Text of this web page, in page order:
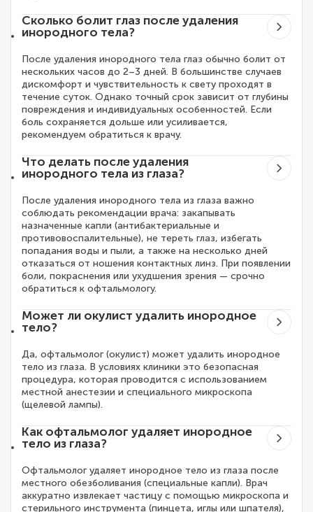
Сколько болит глаз после удаления
инородного тела?
После удаления инородного тела глаз обычно болит от
нескольких часов до 2–3 дней. В большинстве случаев
дискомфорт и чувствительность к свету проходят в
течение суток. Однако точный срок зависит от глубины
повреждения и индивидуальных особенностей. Если
боль сохраняется дольше или усиливается,
рекомендуем обратиться к врачу.
Что делать после удаления
инородного тела из глаза?
После удаления инородного тела из глаза важно
соблюдать рекомендации врача: закапывать
назначенные капли (антибактериальные и
противовоспалительные), не тереть глаз, избегать
попадания воды и пыли, а также на несколько дней
отказаться от ношения контактных линз. При появлении
боли, покраснения или ухудшения зрения — срочно
обратиться к офтальмологу.
Может ли окулист удалить инородное
тело?
Да, офтальмолог (окулист) может удалить инородное
тело из глаза. В условиях клиники это безопасная
процедура, которая проводится с использованием
местной анестезии и специального микроскопа
(щелевой лампы).
Как офтальмолог удаляет инородное
тело из глаза?
Офтальмолог удаляет инородное тело из глаза после
местного обезболивания (специальные капли). Врач
аккуратно извлекает частицу с помощью микроскопа и
стерильного инструмента (пинцета, иглы или шпателя),